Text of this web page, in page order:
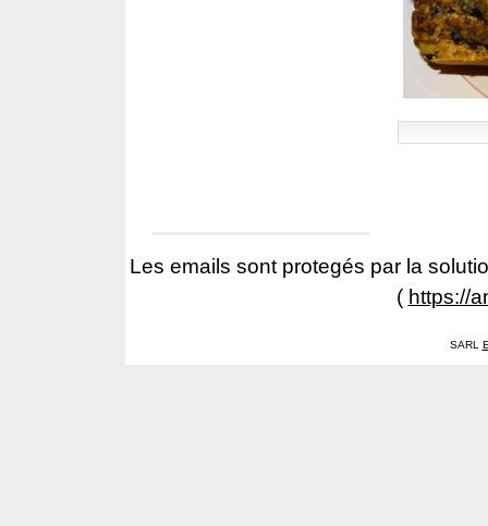
Les emails sont protegés par la
( https://
SARL